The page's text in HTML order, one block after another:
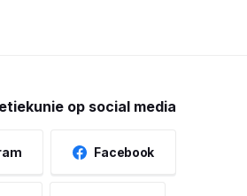
op social media
Facebook